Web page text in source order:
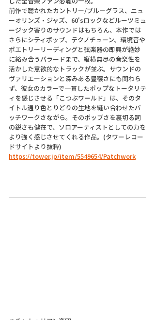
前作で聴かれたカントリー/ブルーグラス、ニュ
ーオリンズ・ジャズ、60'sロックなどルーツミュ
ージック寄りのサウンドはもちろん、本作では
さらにシティポップ、テクノチューン、環境音や
ポエトリーリーディングと弦楽器の即興が絶妙
に絡み合うバラードまで、縦横無尽の音楽性を
活かした意欲的なトラックが並ぶ。サウンドの
ヴァリエーションと深みある豊穣さにも関わら
ず、彼女のカラーで一貫したポップなトータリテ
ィを感じさせる「こつぶワールド」は、そのタ
イトル通り色とりどりの生地を縫い合わせたパ
ッチワークさながら。そのポップさを裏切る詞
の鋭さも健在で、ソロアーティストとしての力を
より強く感じさせてくれる作品。(タワーレコー
ドサイトより抜粋)
https://tower.jp/item/5549654/Patchwork